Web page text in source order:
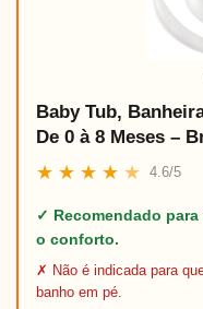
Baby Tub,
De 0 à 8 Meses –
★ ★ ★ ★ ★ 4.6/5
✓ Recomendado
o conforto.
✗ Não é indicada para
banho em pé.